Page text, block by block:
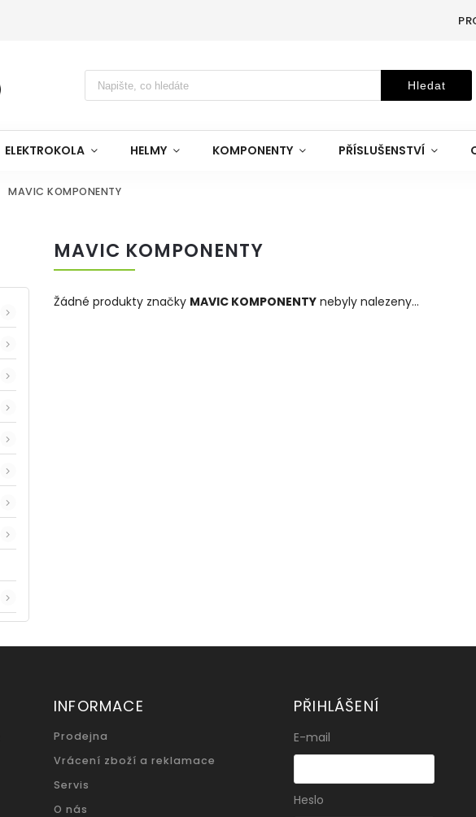
Hledat
ELEKTROKOLA HELMY KOMPONENTY PŘÍSLUŠENSTVÍ
MAVIC KOMPONENTY
MAVIC KOMPONENTY
Žádné produkty značky MAVIC KOMPONENTY nebyly nalezeny...
INFORMACE
Prodejna
Vrácení zboží a reklamace
Servis
O nás
PŘIHLÁŠENÍ
E-mail
Heslo